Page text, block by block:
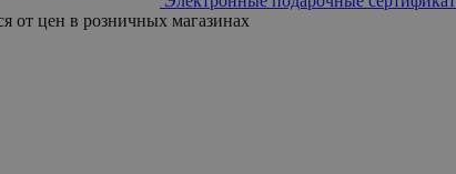
от цен в розничных магазинах